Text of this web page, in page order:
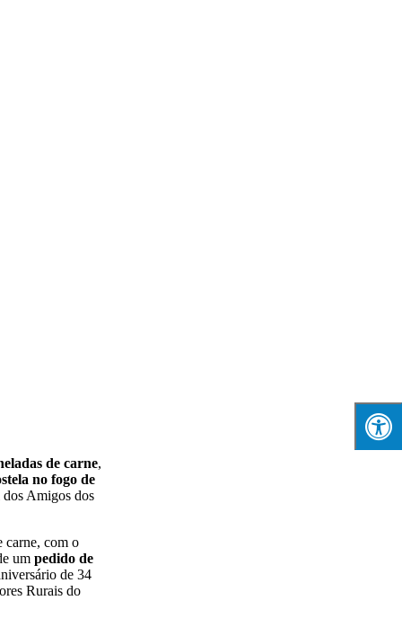
de carne,
no fogo de
Amigos dos
carne, com o
um pedido de
de 34
Rurais do